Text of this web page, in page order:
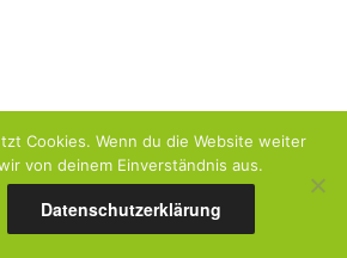
von Elke Seitz
Cookies. Wenn du die Website weiter
von deinem Einverständnis aus.
Datenschutzerklärung